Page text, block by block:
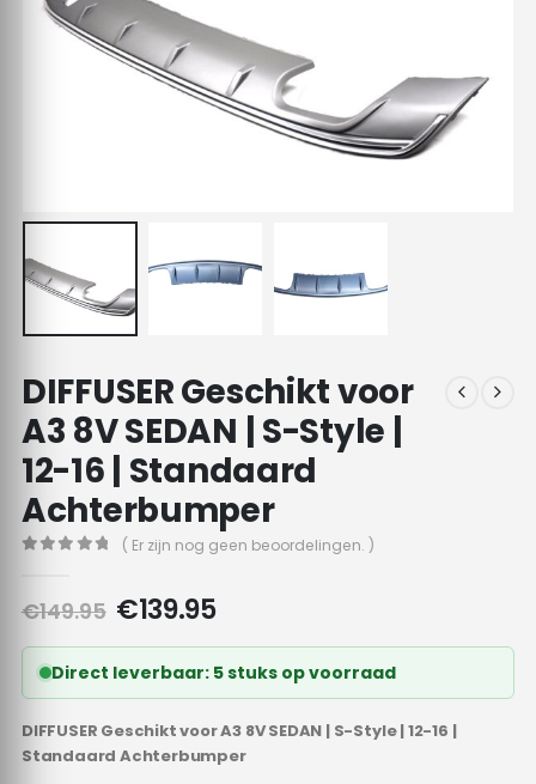
DIFFUSER Geschikt voor
A3 8V SEDAN | S-Style |
12-16 | Standaard
Achterbumper
( Er zijn nog geen beoordelingen. )
€149.95 Oorspronkelijke
was:
€149.95.
€139.95Huidige
is:
€139.95.
Direct leverbaar: 5 stuks op voorraad
DIFFUSER Geschikt voor A3 8V SEDAN | S-Style | 12-16 |
Standaard Achterbumper